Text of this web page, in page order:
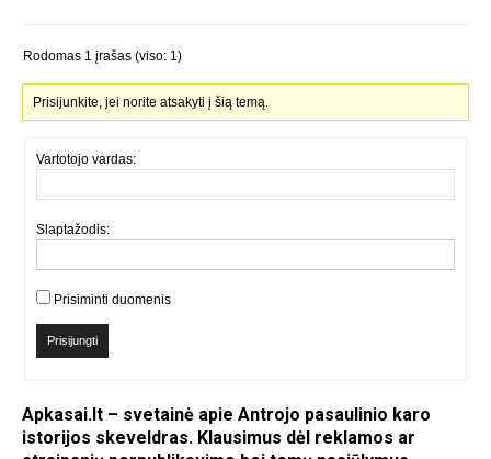
Rodomas 1 įrašas (viso: 1)
Prisijunkite, jei norite atsakyti į šią temą.
Vartotojo vardas:
Slaptažodis:
Prisiminti duomenis
Prisijungti
Apkasai.lt – svetainė apie Antrojo pasaulinio karo
istorijos skeveldras. Klausimus dėl reklamos ar